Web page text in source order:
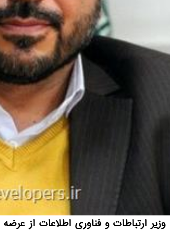
ارتباطات و فناوری اطلاعات از